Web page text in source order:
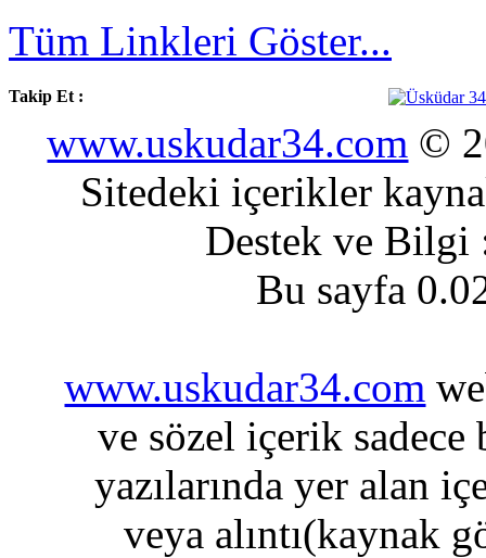
Tüm Linkleri Göster...
Takip Et :
www.uskudar34.com ©
Sitedeki içerikler
Destek ve
Bu sayfa
www.uskudar34.com
ve sözel içerik sadece
yazılarında yer alan
veya alıntı(kaynak